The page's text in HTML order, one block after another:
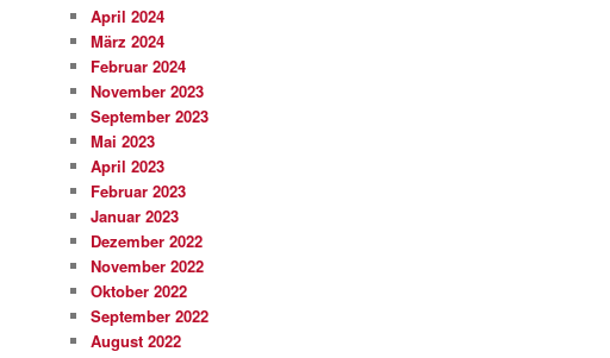
April 2024
März 2024
Februar 2024
November 2023
September 2023
Mai 2023
April 2023
Februar 2023
Januar 2023
Dezember 2022
November 2022
Oktober 2022
September 2022
August 2022